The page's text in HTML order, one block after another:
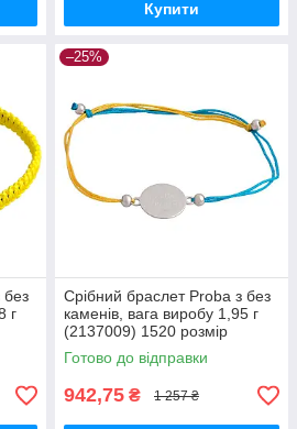
Купити
без
г
–25%
Срібний браслет Proba з без
каменів, вага виробу 1,95 г
(2137009) 1520 розмір
Готово до відправки
942,75 ₴ 1 257 ₴